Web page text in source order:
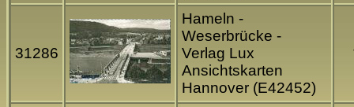
31286
Hameln -
Weserbrücke -
Verlag Lux
Ansichtskarten
Hannover (E42452)